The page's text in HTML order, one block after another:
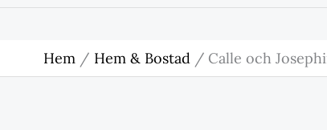
Hem Hem & Bostad Calle och